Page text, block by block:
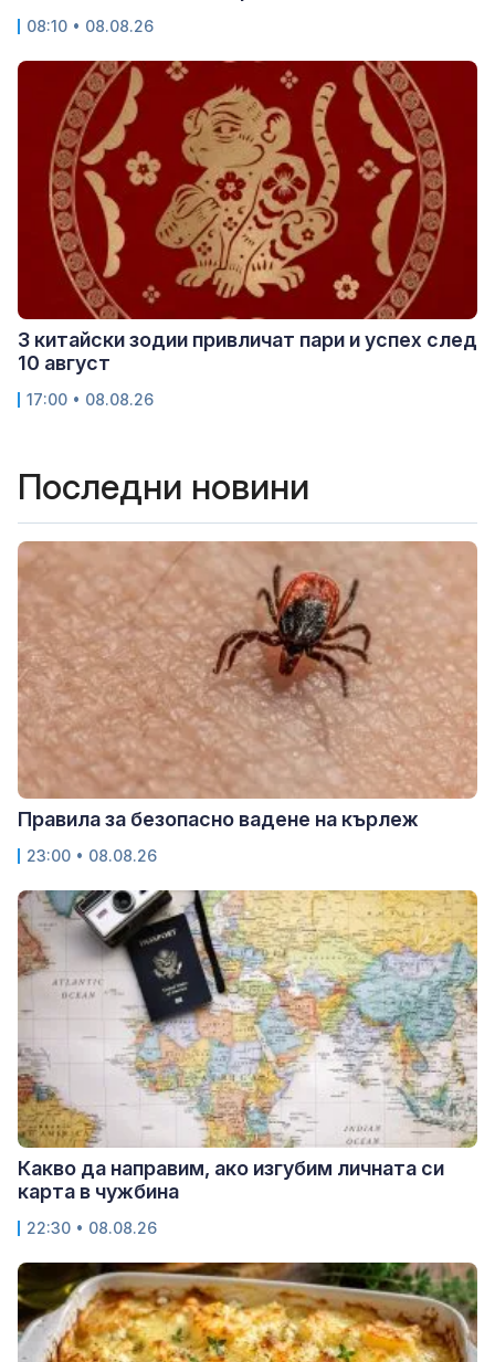
08:10 • 08.08.26
3 китайски зодии привличат пари и успех след
10 август
17:00 • 08.08.26
Последни новини
Правила за безопасно вадене на кърлеж
23:00 • 08.08.26
Какво да направим, ако изгубим личната си
карта в чужбина
22:30 • 08.08.26